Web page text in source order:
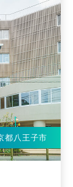
都八王子市